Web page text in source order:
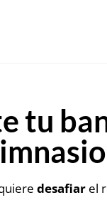
tu
desafiarel